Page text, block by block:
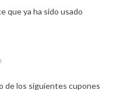
que ya ha sido usado
de los siguientes cupones